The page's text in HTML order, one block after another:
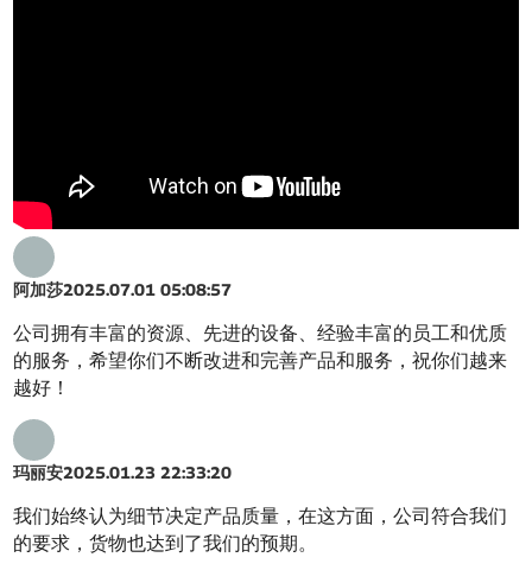
阿加莎2025.07.01 05:08:57
公司拥有丰富的资源、先进的设备、经验丰富的员工和优质
的服务，希望你们不断改进和完善产品和服务，祝你们越来
越好！
玛丽安2025.01.23 22:33:20
我们始终认为细节决定产品质量，在这方面，公司符合我们
的要求，货物也达到了我们的预期。